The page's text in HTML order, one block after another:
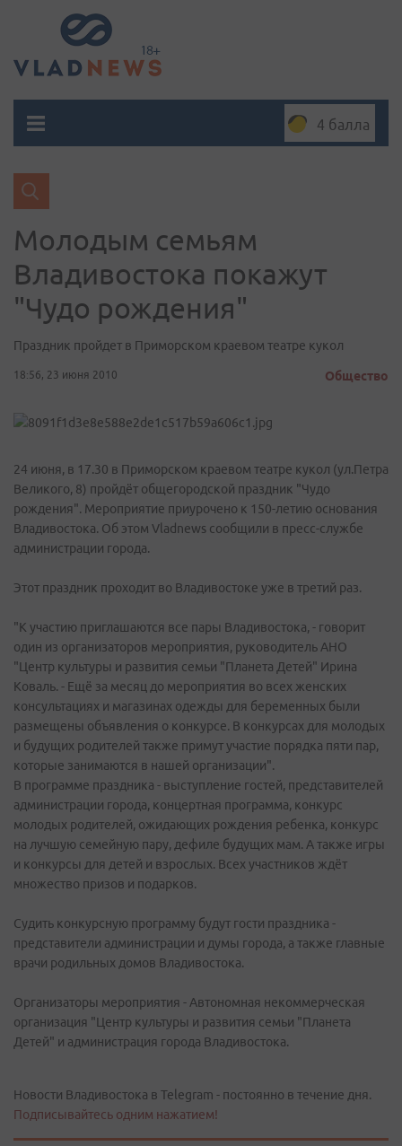
4 балла
Молодым семьям
Владивостока покажут
"Чудо рождения"
Праздник пройдет в Приморском краевом театре кукол
18:56, 23 июня 2010 Общество
24 июня, в 17.30 в Приморском краевом театре кукол (ул.Петра
Великого, 8) пройдёт общегородской праздник "Чудо
рождения". Мероприятие приурочено к 150-летию основания
Владивостока. Об этом Vladnews сообщили в пресс-службе
администрации города.
Этот праздник проходит во Владивостоке уже в третий раз.
"К участию приглашаются все пары Владивостока, - говорит
один из организаторов мероприятия, руководитель АНО
"Центр культуры и развития семьи "Планета Детей" Ирина
Коваль. - Ещё за месяц до мероприятия во всех женских
консультациях и магазинах одежды для беременных были
размещены объявления о конкурсе. В конкурсах для молодых
и будущих родителей также примут участие порядка пяти пар,
которые занимаются в нашей организации".
В программе праздника - выступление гостей, представителей
администрации города, концертная программа, конкурс
молодых родителей, ожидающих рождения ребенка, конкурс
на лучшую семейную пару, дефиле будущих мам. А также игры
и конкурсы для детей и взрослых. Всех участников ждёт
множество призов и подарков.
Судить конкурсную программу будут гости праздника -
представители администрации и думы города, а также главные
врачи родильных домов Владивостока.
Организаторы мероприятия - Автономная некоммерческая
организация "Центр культуры и развития семьи "Планета
Детей" и администрация города Владивостока.
Новости Владивостока в Telegram - постоянно в течение дня.
Подписывайтесь одним нажатием!